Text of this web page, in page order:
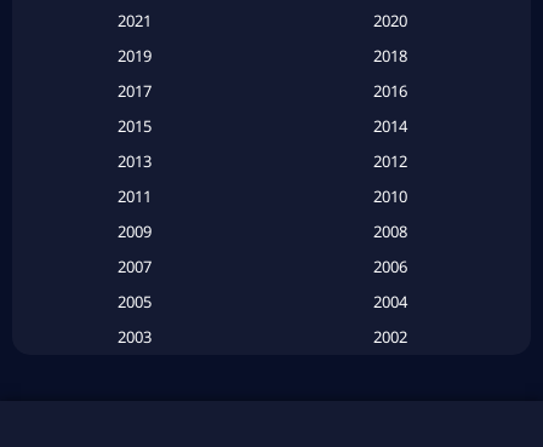
Based on a True Story สร้างจากเรื่องจริง(2)
Based on a True Story เรื่องจริง (20)
2021
2020
2019
2018
2017
2016
2015
2014
2013
2012
2011
2010
2009
2008
2007
2006
2005
2004
2003
2002